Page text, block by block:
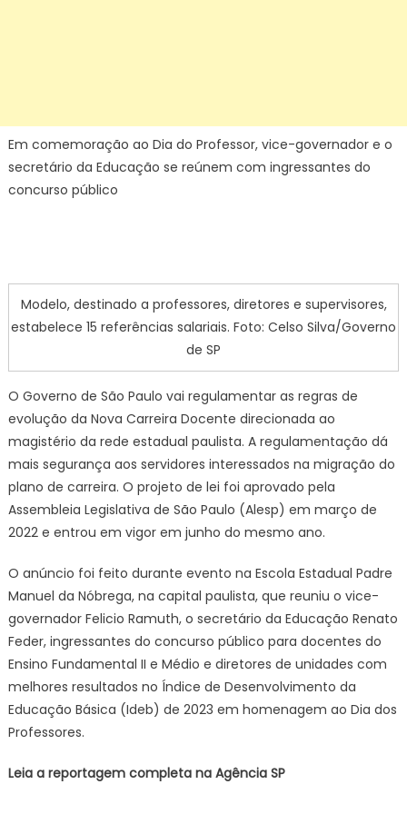
Em comemoração ao Dia do Professor, vice-governador e o
secretário da Educação se reúnem com ingressantes do
concurso público
Modelo, destinado a professores, diretores e supervisores,
estabelece 15 referências salariais. Foto: Celso Silva/Governo
de SP
O Governo de São Paulo vai regulamentar as regras de
evolução da Nova Carreira Docente direcionada ao
magistério da rede estadual paulista. A regulamentação dá
mais segurança aos servidores interessados na migração do
plano de carreira. O projeto de lei foi aprovado pela
Assembleia Legislativa de São Paulo (Alesp) em março de
2022 e entrou em vigor em junho do mesmo ano.
O anúncio foi feito durante evento na Escola Estadual Padre
Manuel da Nóbrega, na capital paulista, que reuniu o vice-
governador Felicio Ramuth, o secretário da Educação Renato
Feder, ingressantes do concurso público para docentes do
Ensino Fundamental II e Médio e diretores de unidades com
melhores resultados no Índice de Desenvolvimento da
Educação Básica (Ideb) de 2023 em homenagem ao Dia dos
Professores.
Leia a reportagem completa na Agência SP